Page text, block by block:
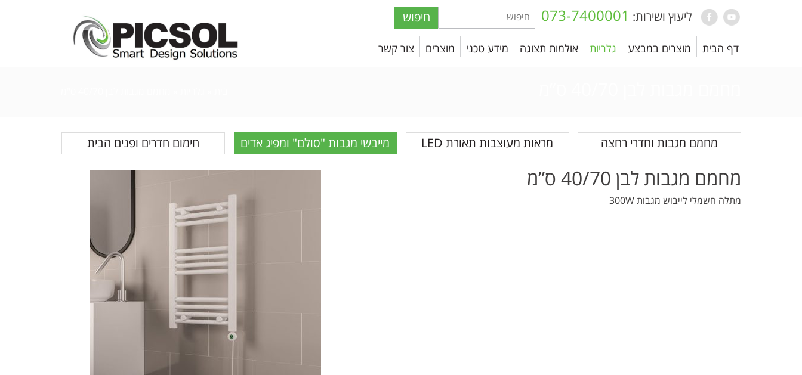
ליעוץ ושירות: 073-7400001 חיפוש
דף הבית מוצרים במבצע גלריות אולמות תצוגה מידע טכני מוצרים צור קשר
מחמם מגבות וחדרי רחצה מראות מעוצבות תאורת LED מייבשי מגבות "סולם" ומפיג אדים חימום חדרים ופנים הבית
מחמם מגבות לבן 40/70 ס”מ
מתלה חשמלי לייבוש מגבות 300W